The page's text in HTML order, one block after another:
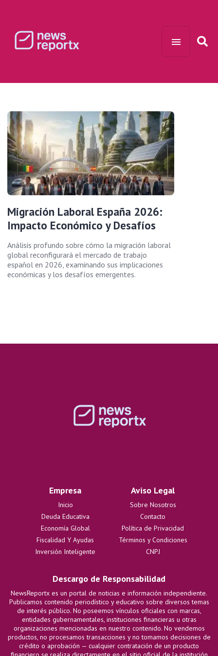
Migración Laboral España 2026:
Impacto Económico y Desafíos
Análisis profundo sobre cómo la migración laboral
global reconfigurará el mercado de trabajo
español en 2026, examinando sus implicaciones
económicas y los desafíos emergentes.
Empresa
Inicio
Deuda Educativa
Economía Global
Fiscalidad Y Ayudas
Inversión Inteligente
Aviso Legal
Sobre Nosotros
Contacto
Política de Privacidad
Términos y Condiciones
CNPJ
Descargo de Responsabilidad
NewsReportx es un portal de noticias e información independiente.
Publicamos contenido periodístico y educativo sobre diversos temas
de interés público. No poseemos vínculos oficiales con marcas,
entidades gubernamentales, instituciones financieras u otras
organizaciones mencionadas en nuestro contenido. No vendemos
productos, no procesamos transacciones y no tomamos decisiones de
crédito o aprobación — cualquier contratación de un producto